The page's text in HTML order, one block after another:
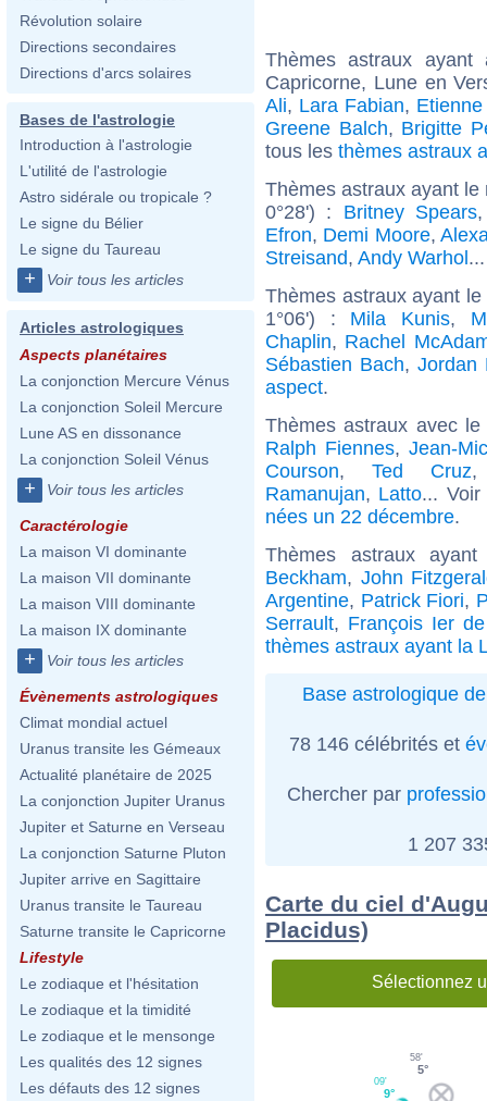
Révolution solaire
Directions secondaires
Directions d'arcs solaires
Bases de l'astrologie
Introduction à l'astrologie
L'utilité de l'astrologie
Astro sidérale ou tropicale ?
Le signe du Bélier
Le signe du Taureau
+ Voir tous les articles
Articles astrologiques
Aspects planétaires
La conjonction Mercure Vénus
La conjonction Soleil Mercure
Lune AS en dissonance
La conjonction Soleil Vénus
+ Voir tous les articles
Caractérologie
La maison VI dominante
La maison VII dominante
La maison VIII dominante
La maison IX dominante
+ Voir tous les articles
Évènements astrologiques
Climat mondial actuel
Uranus transite les Gémeaux
Actualité planétaire de 2025
La conjonction Jupiter Uranus
Jupiter et Saturne en Verseau
La conjonction Saturne Pluton
Jupiter arrive en Sagittaire
Uranus transite le Taureau
Saturne transite le Capricorne
Lifestyle
Le zodiaque et l'hésitation
Le zodiaque et la timidité
Le zodiaque et le mensonge
Les qualités des 12 signes
Les défauts des 12 signes
Thèmes astraux
Capricorne, Lune en
Ali, Lara Fabian,
Greene Balch, Brigitte
tous les thèmes astraux
Thèmes astraux ayant
0°28') : Britney Spears
Efron, Demi Moore,
Streisand, Andy Warhol
Thèmes astraux ayant
1°06') : Mila Kunis,
Chaplin, Rachel
Sébastien Bach, Jordan
aspect.
Thèmes astraux avec
Ralph Fiennes, Jean-
Courson, Ted Cruz
Ramanujan, Latto...
nées un 22 décembre.
Thèmes astraux
Beckham, John
Argentine, Patrick Fiori,
Serrault, François Ier
thèmes astraux ayant la
Base astrologique
78 146 célébrités et
Chercher par
1 207
Carte du ciel
Placidus)
Sélectionnez
5°
58'
9°
09'